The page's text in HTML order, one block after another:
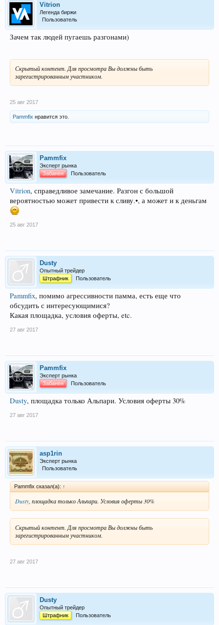
Vitrion
Легенда биржи
Пользователь
Зачем так людей пугаешь разгонами)
Скрытый контент. Для просмотра Вы должны быть
зарегистрированным участником.
25 авг 2017
Pammfix нравится это.
Pammfix
Эксперт рынка
Забанен
Пользователь
Vitrion, справедливое замечание. Разгон с большой
вероятностью может привести к сливу.•, а может и к деньгам
25 авг 2017
Dusty
Опытный трейдер
Штрафник
Пользователь
Pammfix, помимо агрессивности памма, есть еще что
обсудить с интересующимися?
Какая площадка, условия оферты, etc.
27 авг 2017
Pammfix
Эксперт рынка
Забанен
Пользователь
Dusty, площадка только Альпари. Условия оферты 30%
27 авг 2017
asp1rin
Эксперт рынка
Пользователь
Pammfix сказал(а): ↑
Dusty, площадка только Альпари. Условия оферты 30%
Скрытый контент. Для просмотра Вы должны быть
зарегистрированным участником.
27 авг 2017
Dusty
Опытный трейдер
Штрафник
Пользователь